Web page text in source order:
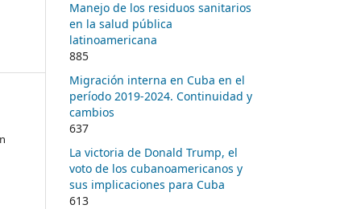
Manejo de los residuos sanitarios
en la salud pública
latinoamericana
885
Migración interna en Cuba en el
período 2019-2024. Continuidad y
cambios
637
La victoria de Donald Trump, el
voto de los cubanoamericanos y
sus implicaciones para Cuba
613